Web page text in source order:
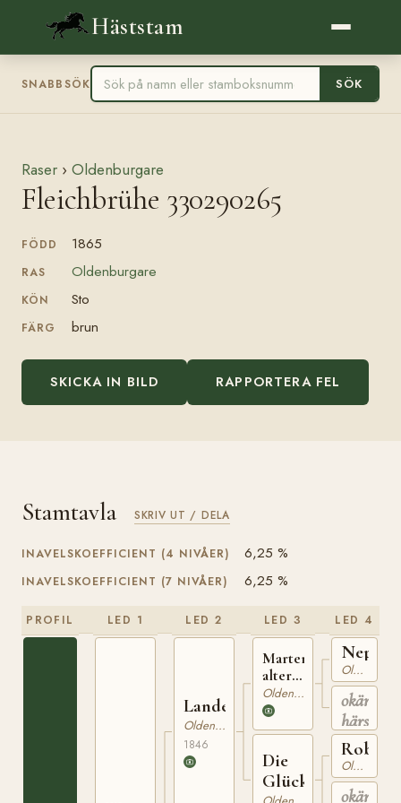
Häststam
SNABBSÖK SÖK
Raser › Oldenburgare
Fleichbrühe 330290265
FÖDD 1865
RAS Oldenburgare
KÖN Sto
FÄRG brun
SKICKA IN BILD RAPPORTERA FEL
Stamtavla SKRIV UT / DELA
INAVELSKOEFFICIENT (4 NIVÅER) 6,25 %
INAVELSKOEFFICIENT (7 NIVÅER) 6,25 %
PROFIL LED 1 LED 2
Landessohn
Oldenburgare
1846
LED 3
Martens
alter
Hengst
Oldenburgare
Die
Glückliche
LED 4
Neptun
Oldenburgare
okänd
Robust
Oldenburgare
okänd